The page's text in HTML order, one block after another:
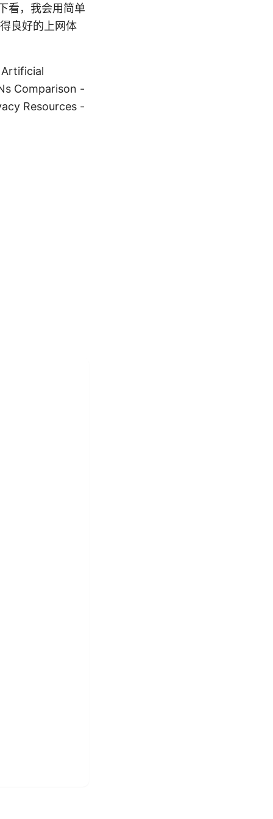
看，我会用简单
良好的上网体
Artificial
Comparison -
Resources -